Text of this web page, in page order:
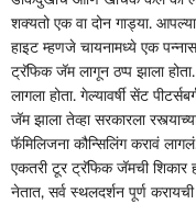
शक्यतो एक वा दोन गाड्या.
हाइट म्हणजे चायनामध्ये एक
ट्रॅफिक जॅम लागून ठप्प झाला
लागला होता. गेल्यावर्षी सेंट
जॅम झाला तेव्हा सरकारला
फॅमिलिजना कौन्सिलिंग करावं
एकतरी टूर ट्रॅफिक जॅमची
नेतात, सर्व स्थलदर्शन पूर्ण